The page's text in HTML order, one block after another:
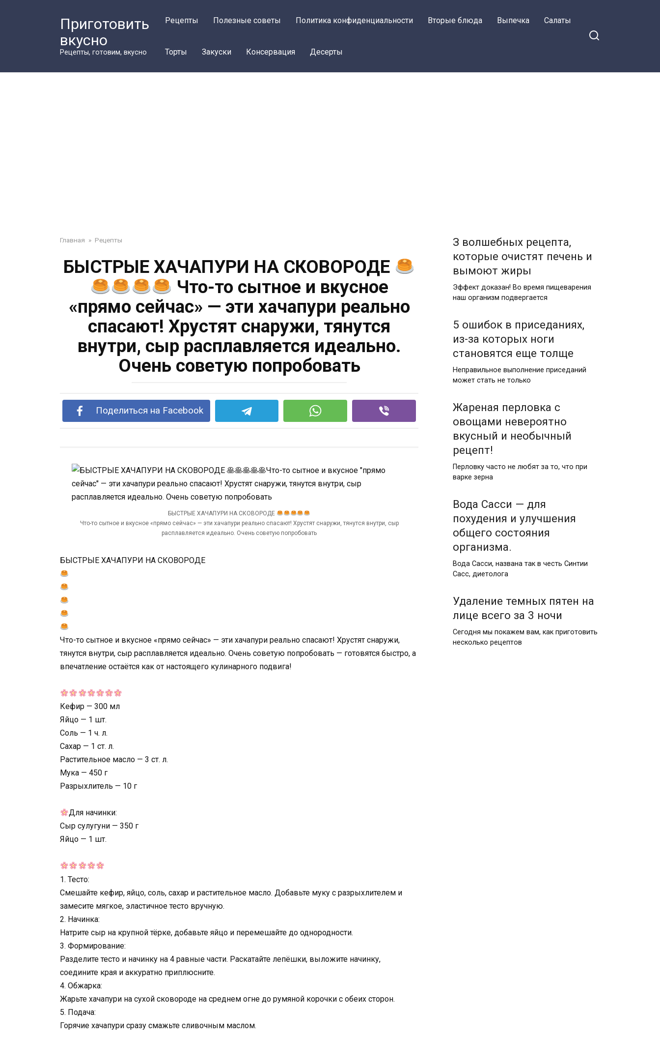
Приготовить
вкусно
Рецепты, готовим, вкусно
Рецепты Полезные советы Политика конфиденциальности Вторые блюда Выпечка Салаты
Торты Закуски Консервация Десерты
Главная » Рецепты
БЫСТРЫЕ ХАЧАПУРИ НА СКОВОРОДЕ
Что-то сытное и вкусное
«прямо сейчас» — эти хачапури реально
спасают! Хрустят снаружи, тянутся
внутри, сыр расплавляется идеально.
Очень советую попробовать
Поделиться на Facebook
БЫСТРЫЕ ХАЧАПУРИ НА СКОВОРОДЕ
Что-то сытное и вкусное «прямо сейчас» — эти хачапури реально спасают! Хрустят снаружи, тянутся внутри, сыр
расплавляется идеально. Очень советую попробовать
БЫСТРЫЕ ХАЧАПУРИ НА СКОВОРОДЕ
Что-то сытное и вкусное «прямо сейчас» — эти хачапури реально спасают! Хрустят снаружи,
тянутся внутри, сыр расплавляется идеально. Очень советую попробовать — готовятся быстро, а
впечатление остаётся как от настоящего кулинарного подвига!
Кефир — 300 мл
Яйцо — 1 шт.
Соль — 1 ч. л.
Сахар — 1 ст. л.
Растительное масло — 3 ст. л.
Мука — 450 г
Разрыхлитель — 10 г
Для начинки:
Сыр сулугуни — 350 г
Яйцо — 1 шт.
1. Тесто:
Смешайте кефир, яйцо, соль, сахар и растительное масло. Добавьте муку с разрыхлителем и
замесите мягкое, эластичное тесто вручную.
2. Начинка:
Натрите сыр на крупной тёрке, добавьте яйцо и перемешайте до однородности.
3. Формирование:
Разделите тесто и начинку на 4 равные части. Раскатайте лепёшки, выложите начинку,
соедините края и аккуратно приплюсните.
4. Обжарка:
Жарьте хачапури на сухой сковороде на среднем огне до румяной корочки с обеих сторон.
5. Подача:
Горячие хачапури сразу смажьте сливочным маслом.
З волшебных рецепта,
которые очистят печень и
вымоют жиры
Эффект доказан! Во время пищеварения
наш организм подвергается
5 ошибок в приседаниях,
из-за которых ноги
становятся еще толще
Неправильное выполнение приседаний
может стать не только
Жареная перловка с
овощами невероятно
вкусный и необычный
рецепт!
Перловку часто не любят за то, что при
варке зерна
Вода Сасси — для
похудения и улучшения
общего состояния
организма.
Вода Сасси, названа так в честь Синтии
Сасс, диетолога
Удаление темных пятен на
лице всего за 3 ночи
Сегодня мы покажем вам, как приготовить
несколько рецептов